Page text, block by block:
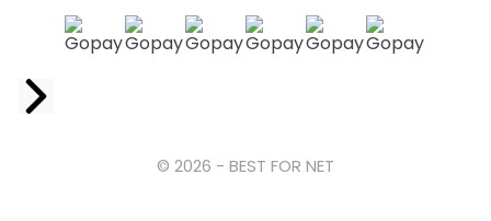
© 2026 - BEST FOR NET